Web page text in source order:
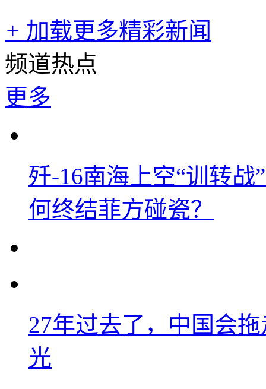
+ 加载更多精彩新闻
频道热点
更多
歼-16南海上空“训转
何终结菲方碰瓷？
27年过去了，中国会
光